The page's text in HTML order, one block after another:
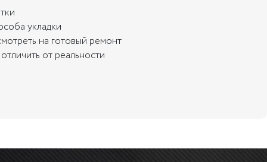
укладки
на готовый ремонт
от реальности